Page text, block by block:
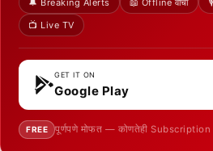
📺 Live TV
GET IT ON
Google Play
FREE पूर्णपणे मोफत — कोणतेही Subscription